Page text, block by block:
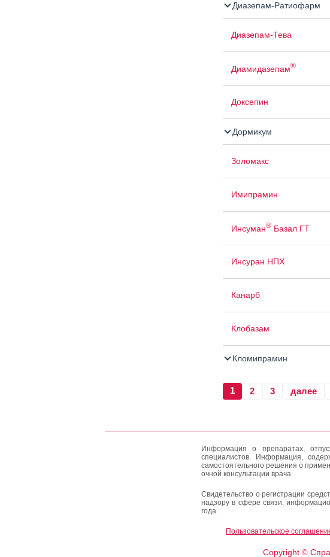
Диазепам-Ратиофарм
Диазепам-Тева
Диамидазепам®
Доксепин
Дормикум
Золомакс
Имипрамин
Инсуман®Базал ГТ
Инсуран НПХ
Канарб
Клобазам
Кломипрамин
1 2 3 далее
Информация о препаратах,
специалистов. Информация,
самостоятельного решения о
очной консультации врача.
Свидетельство о регистрации
надзору в сфере связи,
года.
Пользовательское
Copyright ©